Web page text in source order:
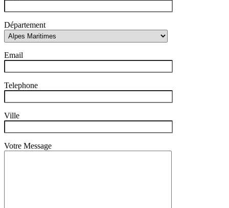
Département
Email
Telephone
Ville
Votre Message